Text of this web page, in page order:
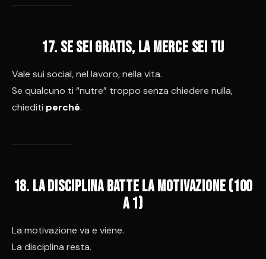
17. Se sei gratis, la merce sei tu
Vale sui social, nel lavoro, nella vita.
Se qualcuno ti “nutre” troppo senza chiedere nulla,
chiediti perché.
18. La disciplina batte la motivazione (100
a 1)
La motivazione va e viene.
La disciplina resta.